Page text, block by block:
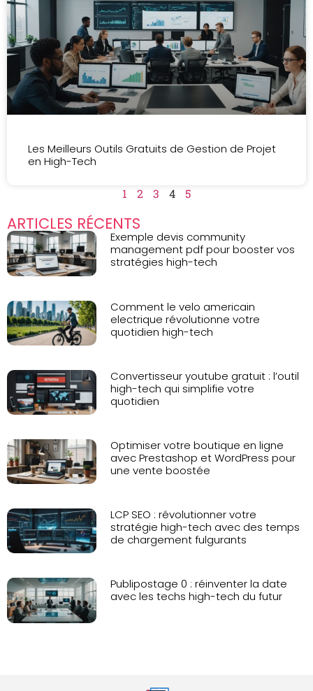
Les Meilleurs Outils Gratuits de Gestion de Projet
en High-Tech
1 2 3 4 5
ARTICLES RÉCENTS
Exemple devis community
management pdf pour booster vos
stratégies high-tech
Comment le velo americain
electrique révolutionne votre
quotidien high-tech
Convertisseur youtube gratuit : l’outil
high-tech qui simplifie votre
quotidien
Optimiser votre boutique en ligne
avec Prestashop et WordPress pour
une vente boostée
LCP SEO : révolutionner votre
stratégie high-tech avec des temps
de chargement fulgurants
Publipostage 0 : réinventer la date
avec les techs high-tech du futur